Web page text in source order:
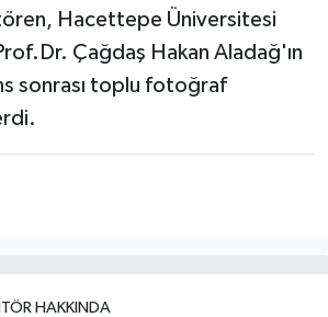
Hacettepe Üniversitesi
Çağdaş Hakan Aladağ'ın
sonrası toplu fotoğraf
HAKKINDA